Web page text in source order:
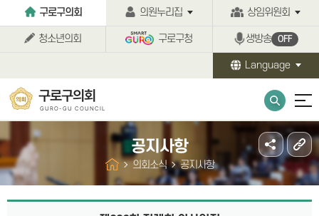
본문바로가기구로구의회 의원누리집 상임위원회
청소년의회 구로구청 생방송 OFF
Language
구로구의회
GURO-GU COUNCIL
공지사항
의회소식 공지사항